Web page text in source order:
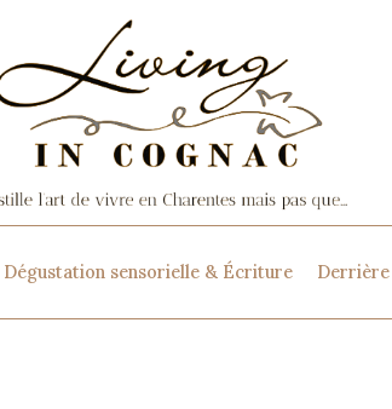
Dégustation sensorielle & Écriture